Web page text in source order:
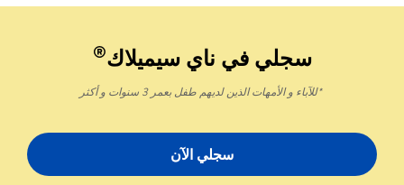
سجلي في ناي سيميلاك®
*للآباء و الأمهات الذين لديهم طفل بعمر 3 سنوات و أكثر
سجلي الآن